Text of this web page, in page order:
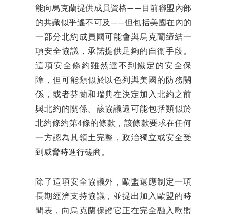
能向烏克蘭提供成員資格——目前聯盟內部
的共識似乎遙不可及——但包括美國在內的
一部分北約成員國可能會與烏克蘭締結一
項安全協議，承諾提供足夠的自衛手段。
這項安全條約雖然達不到鐵定的安全保
障，但可能類似於以色列與美國的防務關
係，或者芬蘭和瑞典在決定加入北約之前
與北約的關係。該協議還可能包括類似於
北約條約第4條的條款，該條款要求在任何
一方認為其領土完整，政治獨立或安全受
到威脅時進行磋商。
除了這項安全協議外，歐盟還應制定一項
長期經濟支持協議，並提出加入歐盟的時
間表，向烏克蘭保證它正在完全融入歐盟